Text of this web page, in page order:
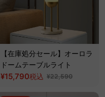
【在庫処分セール】オーロラ
ドームテーブルライト
¥15,790税込 ¥22,590